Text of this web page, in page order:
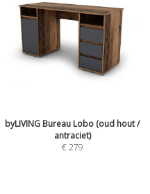
byLIVING Bureau Lobo (oud hout /
antraciet)
€279